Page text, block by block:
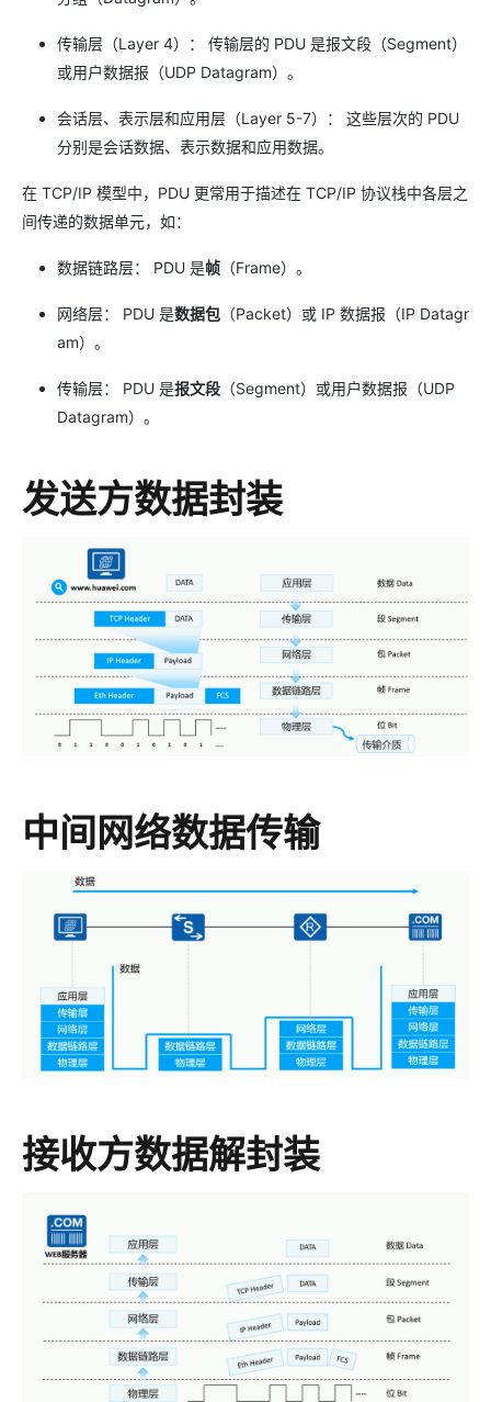
传输层（Layer 4）： 传输层的 PDU 是报文段（Segment）
或用户数据报（UDP Datagram）。
会话层、表示层和应用层（Layer 5-7）： 这些层次的 PDU
分别是会话数据、表示数据和应用数据。
在 TCP/IP 模型中，PDU 更常用于描述在 TCP/IP 协议栈中各层之
间传递的数据单元，如：
数据链路层： PDU 是帧 （Frame）。
网络层： PDU 是数据包 （Packet）或 IP 数据报（IP Datagr
am）。
传输层： PDU 是报文段 （Segment）或用户数据报（UDP
Datagram）。
发送方数据封装
中间网络数据传输
接收方数据解封装